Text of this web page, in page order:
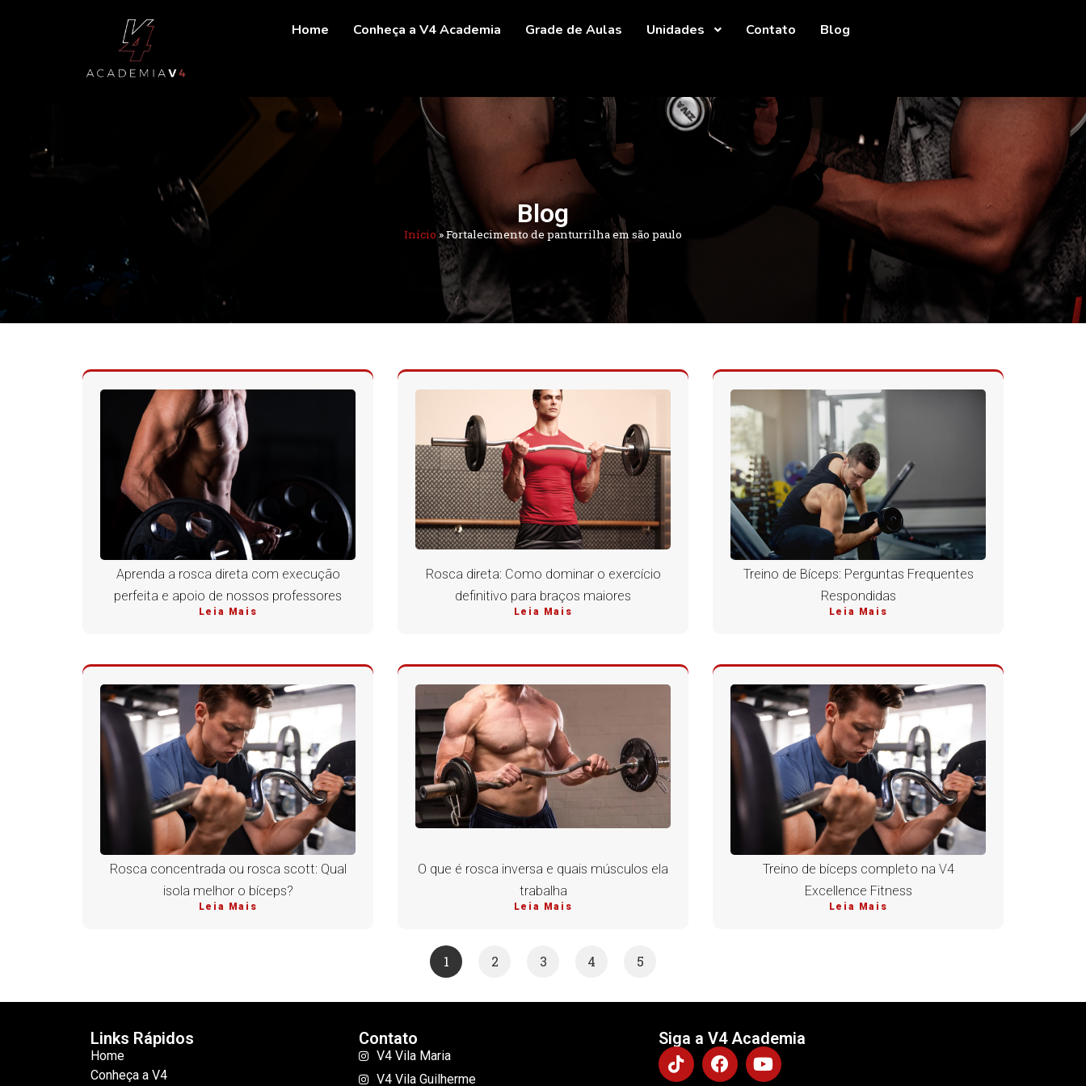
Home Conheça a V4 Academia Grade de Aulas Unidades Contato Blog
Blog
Início»Fortalecimento de panturrilha em são paulo
Aprenda a rosca direta com execução
perfeita e apoio de nossos professores
Leia Mais
Rosca direta: Como dominar o exercício
definitivo para braços maiores
Leia Mais
Treino de Bíceps: Perguntas Frequentes
Respondidas
Leia Mais
Rosca concentrada ou rosca scott: Qual
isola melhor o bíceps?
Leia Mais
O que é rosca inversa e quais músculos ela
trabalha
Leia Mais
Treino de bíceps completo na V4
Excellence Fitness
Leia Mais
1 2 3 4 5
Links Rápidos
Home
Conheça a V4
Contato
V4 Vila Maria
V4 Vila Guilherme
Siga a V4 Academia